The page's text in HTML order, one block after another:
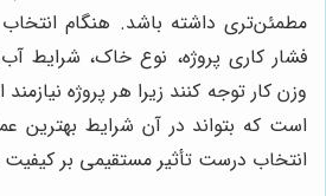
مطمئن‌تری داشته باشد. هنگام انتخاب
فشار کاری پروژه، نوع خاک، شرایط
وزن کار توجه کنند زیرا هر پروژه
است که بتواند در آن شرایط بهترین
انتخاب درست تأثیر مستقیمی بر کیفیت